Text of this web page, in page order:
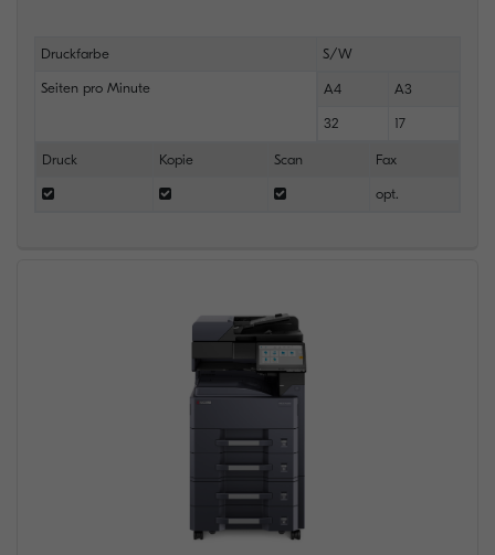
Druckfarbe S/W
Seiten pro Minute A4 A3
32 17
Druck Kopie Scan Fax
opt.